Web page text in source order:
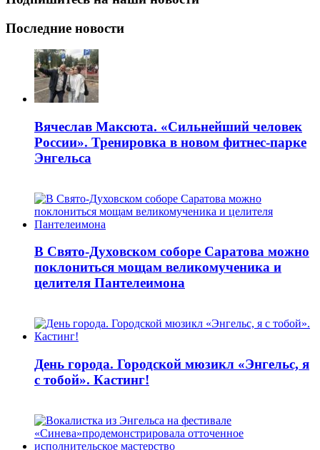
Последние новости
Вячеслав Максюта. «Сильнейший человек
России». Тренировка в новом фитнес-парке
Энгельса
В Свято-Духовском соборе Саратова можно
поклониться мощам великомученика и
целителя Пантелеимона
День города. Городской мюзикл «Энгельс, я
с тобой». Кастинг!